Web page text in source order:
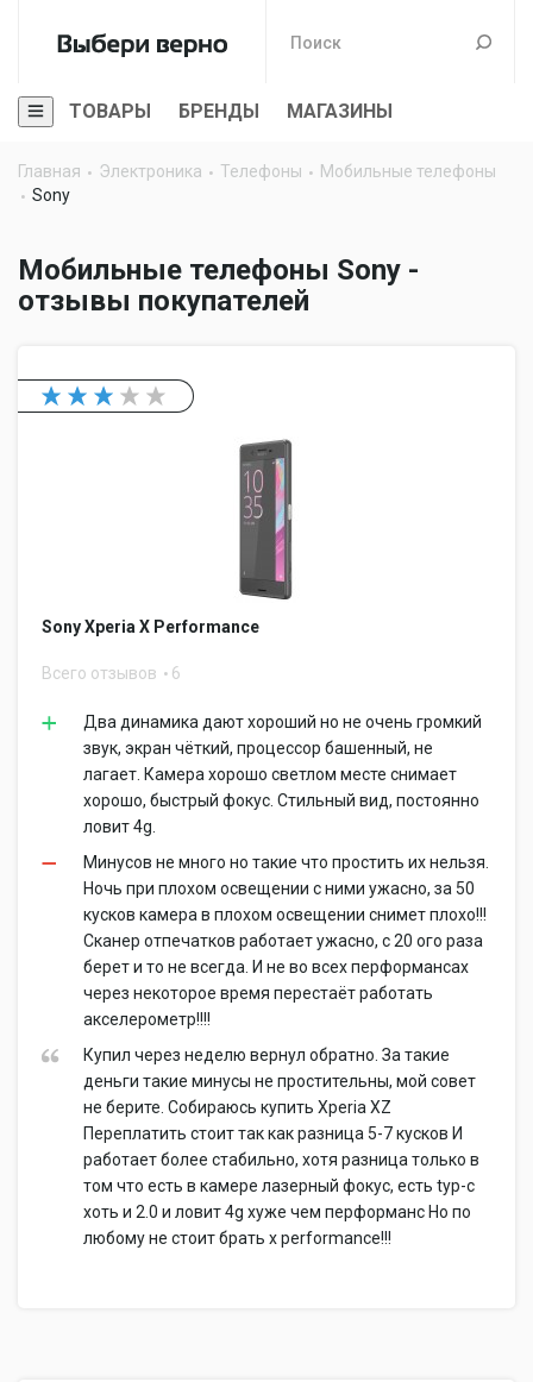
ТОВАРЫ БРЕНДЫ МАГАЗИНЫ
Главная Электроника Телефоны
Мобильные телефоны
Sony
Мобильные телефоны Sony -
отзывы покупателей
Sony Xperia X Performance
Всего отзывов 6
Два динамика дают хороший но не очень громкий
звук, экран чёткий, процессор башенный, не
лагает. Камера хорошо светлом месте снимает
хорошо, быстрый фокус. Стильный вид, постоянно
ловит 4g.
Минусов не много но такие что простить их нельзя.
Ночь при плохом освещении с ними ужасно, за 50
кусков камера в плохом освещении снимет плохо!!!
Сканер отпечатков работает ужасно, с 20 ого раза
берет и то не всегда. И не во всех перформансах
через некоторое время перестаёт работать
акселерометр!!!!
Купил через неделю вернул обратно. За такие
деньги такие минусы не простительны, мой совет
не берите. Собираюсь купить Xperia XZ
Переплатить стоит так как разница 5-7 кусков И
работает более стабильно, хотя разница только в
том что есть в камере лазерный фокус, есть typ-c
хоть и 2.0 и ловит 4g хуже чем перформанс Но по
любому не стоит брать x performance!!!